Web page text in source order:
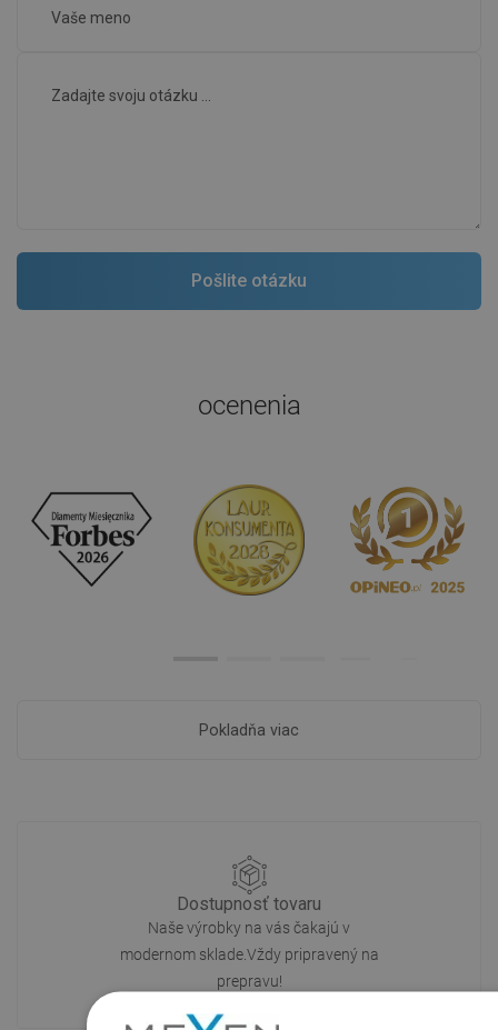
ocenenia
Pokladňa viac
Dostupnosť tovaru
Naše výrobky na vás čakajú v
modernom sklade.Vždy pripravený na
prepravu!